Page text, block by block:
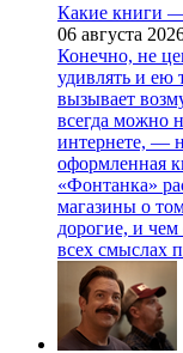
Какие книги —
06 августа
Конечно, не
удивлять и ею
вызывает
всегда можно
интернете, —
оформленная
«Фонтанка»
магазины о
дорогие, и
всех смыслах